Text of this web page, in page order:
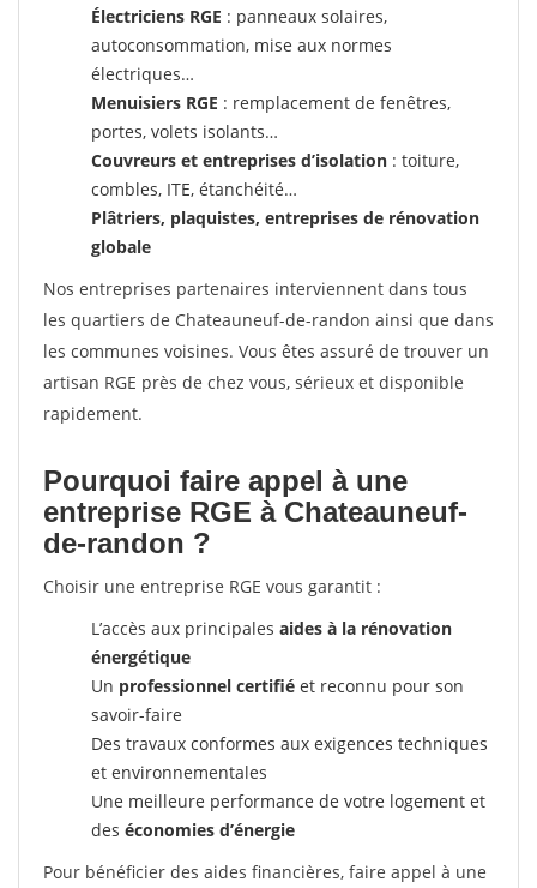
Électriciens RGE : panneaux solaires,
autoconsommation, mise aux normes
électriques…
Menuisiers RGE : remplacement de fenêtres,
portes, volets isolants…
Couvreurs et entreprises d’isolation : toiture,
combles, ITE, étanchéité…
Plâtriers, plaquistes, entreprises de rénovation
globale
Nos entreprises partenaires interviennent dans tous
les quartiers de Chateauneuf-de-randon ainsi que dans
les communes voisines. Vous êtes assuré de trouver un
artisan RGE près de chez vous, sérieux et disponible
rapidement.
Pourquoi faire appel à une
entreprise RGE à Chateauneuf-
de-randon ?
Choisir une entreprise RGE vous garantit :
L’accès aux principales aides à la rénovation
énergétique
Un professionnel certifié et reconnu pour son
savoir-faire
Des travaux conformes aux exigences techniques
et environnementales
Une meilleure performance de votre logement et
des économies d’énergie
Pour bénéficier des aides financières, faire appel à une